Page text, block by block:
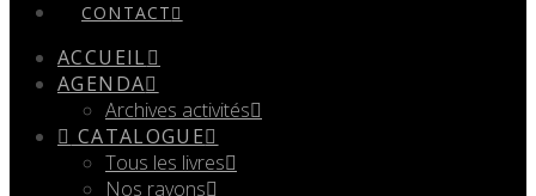
CONTACT
ACCUEIL
AGENDA
Archives activités
CATALOGUE
Tous les livres
Nos rayons